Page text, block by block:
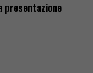
presentazione